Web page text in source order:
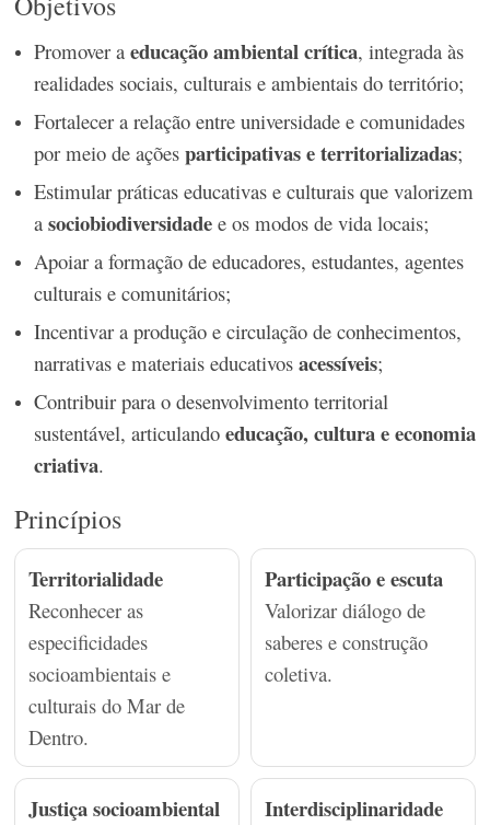
Promover a educação ambiental crítica, integrada às
realidades sociais, culturais e ambientais do território;
Fortalecer a relação entre universidade e comunidades
por meio de ações participativas e territorializadas;
Estimular práticas educativas e culturais que valorizem
a sociobiodiversidadee os modos de vida locais;
Apoiar a formação de educadores, estudantes, agentes
culturais e comunitários;
Incentivar a produção e circulação de conhecimentos,
narrativas e materiais educativos acessíveis;
Contribuir para o desenvolvimento territorial
sustentável, articulando educação, cultura e economia
criativa.
Princípios
Territorialidade
Reconhecer as
especificidades
socioambientais e
culturais do Mar de
Dentro.
Participação e escuta
Valorizar diálogo de
saberes e construção
coletiva.
Justiça socioambiental Interdisciplinaridade